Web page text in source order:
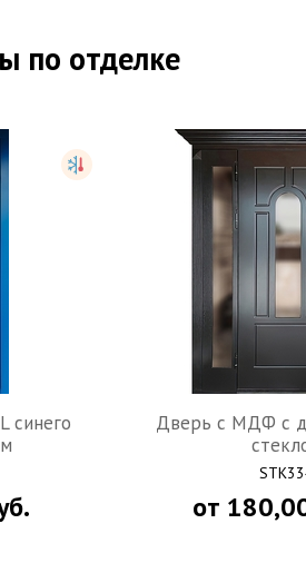
по отделке
синего
Дверь c МДФ с
от